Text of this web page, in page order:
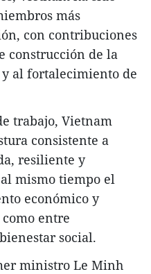
más
con contribuciones
construcción de la
y al fortalecimiento de
trabajo, Vietnam
consistente a
resiliente y
mismo tiempo el
económico y
entre
social.
ministro Le Minh